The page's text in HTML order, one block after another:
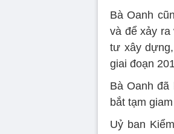
Bà Oanh
và để xảy ra
tư xây
giai đoạn
Bà Oanh
bắt tạm
Uỷ ban